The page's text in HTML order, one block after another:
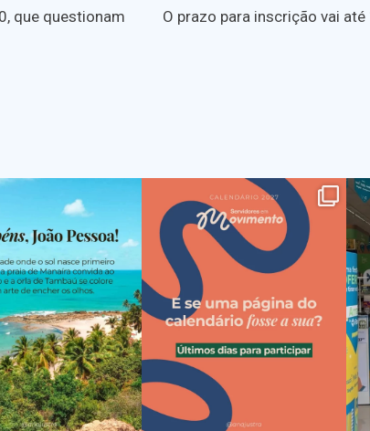
que questionam
O prazo para inscrição vai